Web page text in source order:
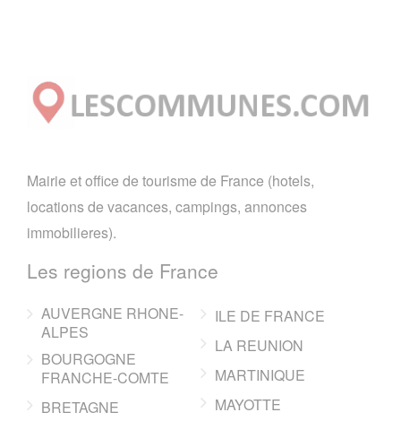
Mairie et office de tourisme de France (hotels,
locations de vacances, campings, annonces
immobilieres).
Les regions de France
AUVERGNE RHONE-
ALPES
BOURGOGNE
FRANCHE-COMTE
BRETAGNE
ILE DE FRANCE
LA REUNION
MARTINIQUE
MAYOTTE